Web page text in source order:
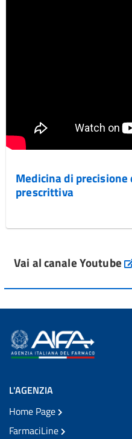
Medicina di
prescrittiva
Vai al canale Youtube
L'AGENZIA
Home Page
FarmaciLine